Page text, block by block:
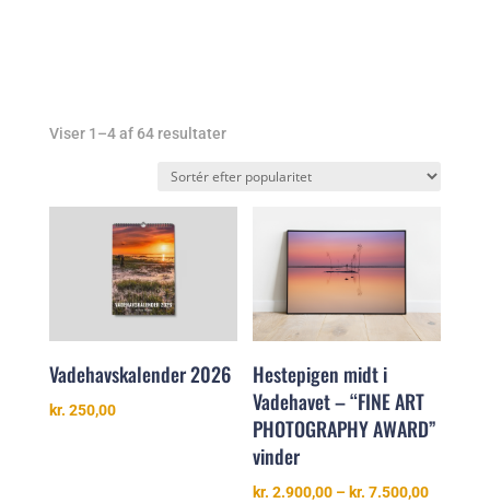
Viser 1–4 af 64 resultaterSorteret
popularitet
Vadehavskalender 2026
kr. 250,00
Hestepigen midt i
Vadehavet – “FINE ART
PHOTOGRAPHY AWARD”
vinder
kr. 2.900,00 – kr. 7.500,00